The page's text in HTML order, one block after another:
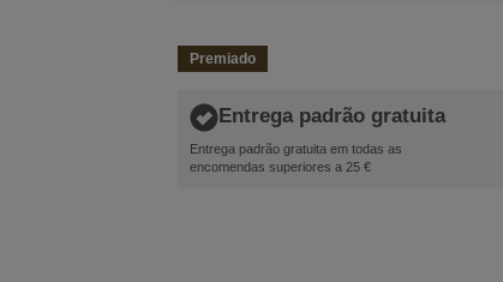
Premiado
Entrega padrão gratuita
Entrega padrão gratuita em todas as
encomendas superiores a 25 €